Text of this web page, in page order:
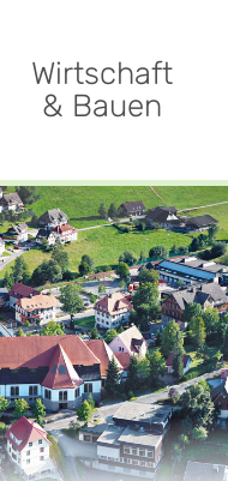
Wirtschaft
& Bauen